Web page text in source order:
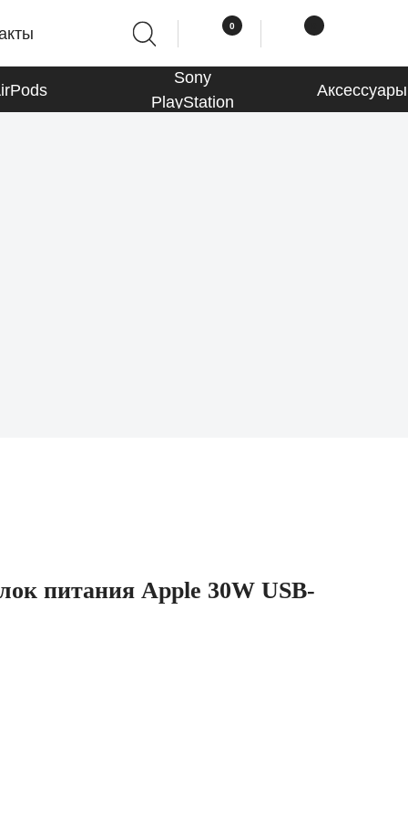
0
Аксессуары
Sony
PlayStation
питания Apple 30W USB-